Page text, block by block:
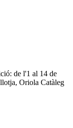
de l'1 al 14 de
Oriola Catàleg